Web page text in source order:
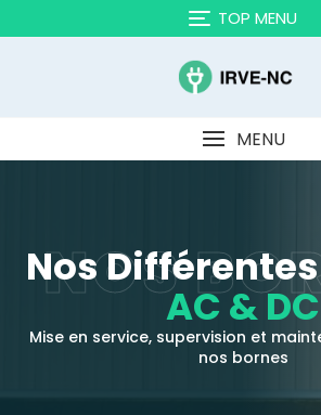
TOP MENU
MENU
NOS
Nos
AC & DC
Mise en service, supervision et
nos bornes